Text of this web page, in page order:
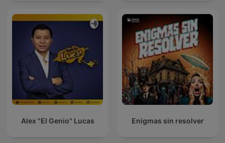
Alex "El Genio" Lucas Enigmas sin resolver